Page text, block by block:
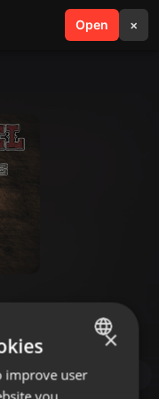
Open ×
search menu
VS Nemo
ENGLISH
×
improve user